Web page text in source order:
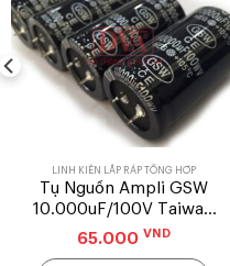
LINH KIỆN LẮP RÁP TỔNG HỢP
Tụ Nguồn Ampli GSW
10.000uF/100V Taiwan
Loại 1
65.000 VND